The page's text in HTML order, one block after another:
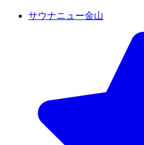
サウナニュー金山